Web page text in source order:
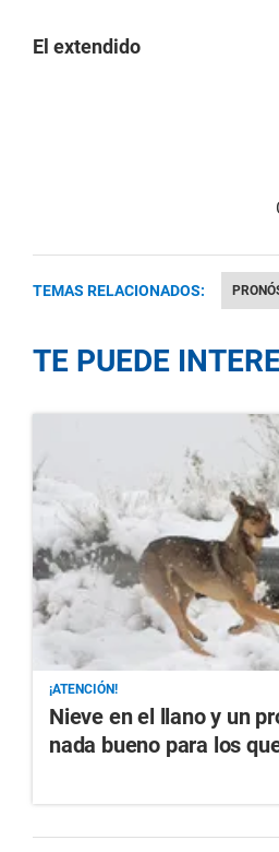
El extendido
TEMAS RELACIONADOS:
TE PUEDE
¡ATENCIÓN!
Nieve en el llano y un
nada bueno para los